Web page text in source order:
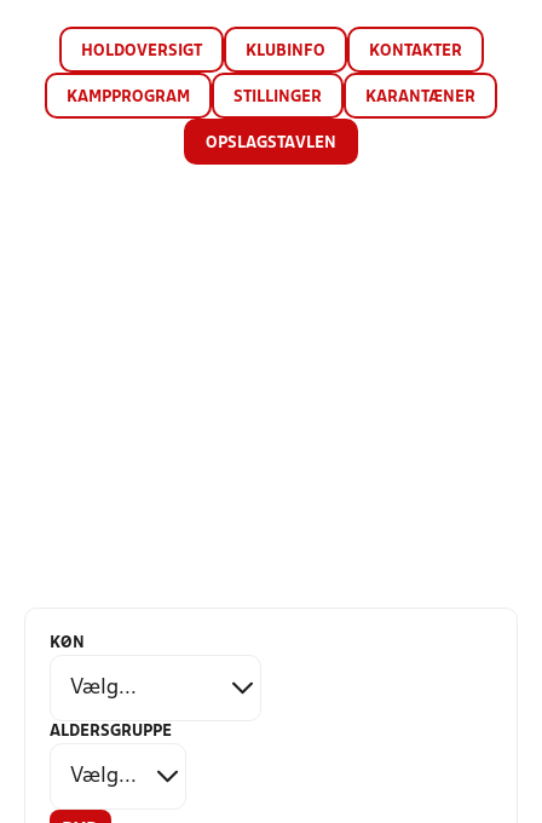
HOLDOVERSIGT KLUBINFO KONTAKTER
KAMPPROGRAM STILLINGER KARANTÆNER
OPSLAGSTAVLEN
KØN
ALDERSGRUPPE